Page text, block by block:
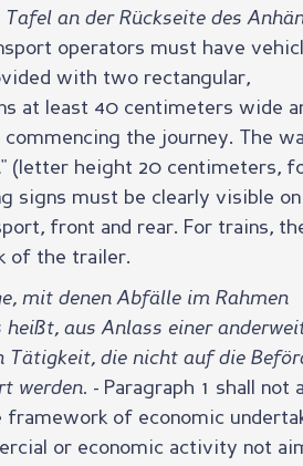
an der Rückseite des
operators must have
with two rectangular,
at least 40 centimeters wide
the journey. The
(letter height 20 centimeters,
signs must be clearly visible
front and rear. For trains,
of the trailer.
mit denen Abfälle im Rahmen
aus Anlass einer
die nicht auf die
werden. - Paragraph 1 shall not
of economic
or economic activity not